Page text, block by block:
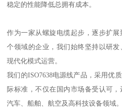
稳定的性能降低总拥有成本。
作为一家从螺旋电缆起步，逐步扩
个领域的企业，我们始终坚持以研
现代化模式运营。
我们的ISO7638电源线产品，采用优
际标准，不仅在国内市场备受认可
汽车、船舶、航空及高科技设备领域。